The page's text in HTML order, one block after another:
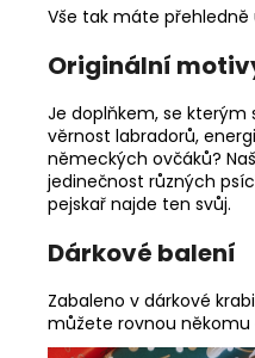
Vše tak máte přehledně
Originální
Je doplňkem, se kterým
věrnost labradorů,
německých ovčáků?
jedinečnost různých
pejskař najde ten svůj.
Dárkové balení
Zabaleno v dárkové
můžete rovnou